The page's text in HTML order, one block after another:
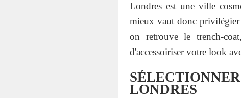
Londres est une ville
mieux vaut donc privilégier
on retrouve le trench-
d'accessoiriser votre look
LONDRES